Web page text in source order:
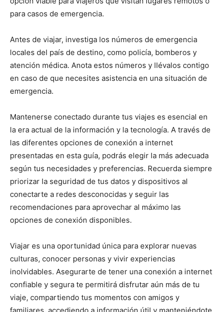
para casos de emergencia.
Antes de viajar, investiga los números de emergencia
locales del país de destino, como policía, bomberos y
atención médica. Anota estos números y llévalos contigo
en caso de que necesites asistencia en una situación de
emergencia.
Mantenerse conectado durante tus viajes es esencial en
la era actual de la información y la tecnología. A través de
las diferentes opciones de conexión a internet
presentadas en esta guía, podrás elegir la más adecuada
según tus necesidades y preferencias. Recuerda siempre
priorizar la seguridad de tus datos y dispositivos al
conectarte a redes desconocidas y seguir las
recomendaciones para aprovechar al máximo las
opciones de conexión disponibles.
Viajar es una oportunidad única para explorar nuevas
culturas, conocer personas y vivir experiencias
inolvidables. Asegurarte de tener una conexión a internet
confiable y segura te permitirá disfrutar aún más de tu
viaje, compartiendo tus momentos con amigos y
familiares, accediendo a información útil y manteniéndote